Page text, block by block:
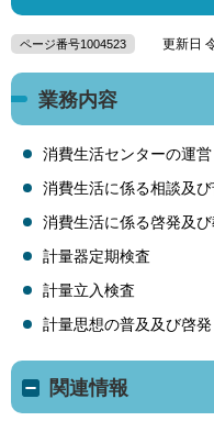
ページ番号1004523 更新日
業務内容
消費生活センターの運営
消費生活に係る相談及
消費生活に係る啓発及び
計量器定期検査
計量立入検査
計量思想の普及及び啓発
関連情報